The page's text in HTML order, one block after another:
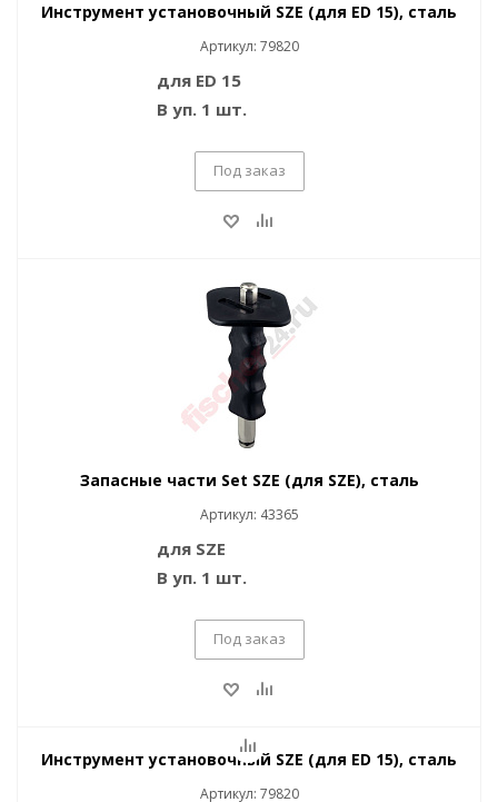
Инструмент установочный SZE (для ED 15), сталь
Артикул: 79820
для ED 15
В уп. 1 шт.
Под заказ
Запасные части Set SZE (для SZE), сталь
Артикул: 43365
для SZE
В уп. 1 шт.
Под заказ
Инструмент установочный SZE (для ED 15), сталь
Артикул: 79820